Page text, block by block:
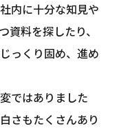
内に十分な知見や
資料を探したり、
っくり固め、進め
ではありました
さもたくさんあり